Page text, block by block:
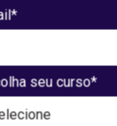
seu curso*